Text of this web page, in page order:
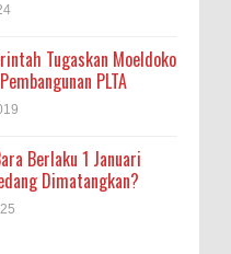
Tugaskan Moeldoko
PLTA
Berlaku 1 Januari
Dimatangkan?